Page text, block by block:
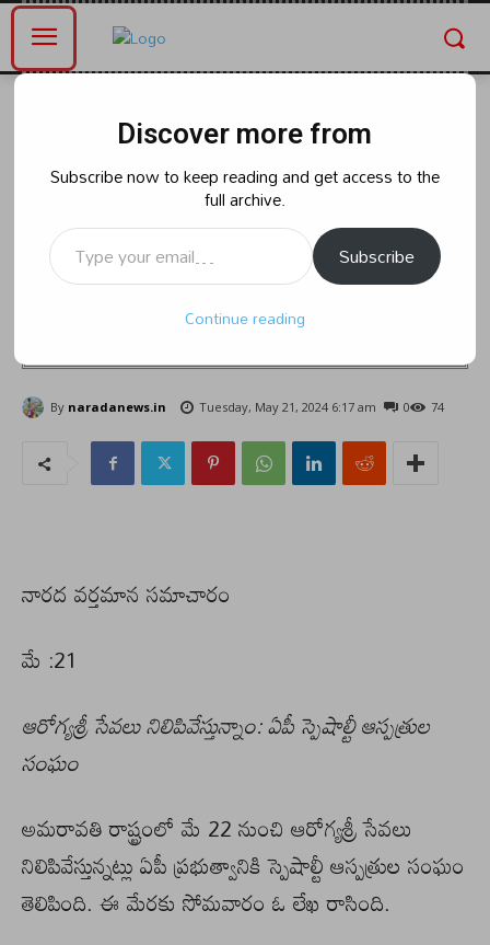
ఆరోగ్యం
అమరావతి రాష్ట్రంలో మే 22 నుంచి
ఆరోగ్యశ్రీ సేవలు నిలిపివేస్తున్నట్లు ఏపీ
ప్రభుత్వానికి స్పెషాల్టీ ఆస్పత్రుల సంఘం
తెలిపింది. ఈ మేరకు సోమవారం ఓ లేఖ
By naradanews.in Tuesday, May 21, 2024 6:17 am 74
0
నారద వర్తమాన సమాచారం
మే :21
ఆరోగ్యశ్రీ సేవలు నిలిపివేస్తున్నాం: ఏపీ స్పెషాల్టీ ఆస్పత్రుల
సంఘం
అమరావతి రాష్ట్రంలో మే 22 నుంచి ఆరోగ్యశ్రీ సేవలు
నిలిపివేస్తున్నట్లు ఏపీ ప్రభుత్వానికి స్పెషాల్టీ ఆస్పత్రుల సంఘం
తెలిపింది. ఈ మేరకు సోమవారం ఓ లేఖ రాసింది.
Discover more from
Subscribe now to keep reading and get access to the
full archive.
Type your email…
Subscribe
Continue reading